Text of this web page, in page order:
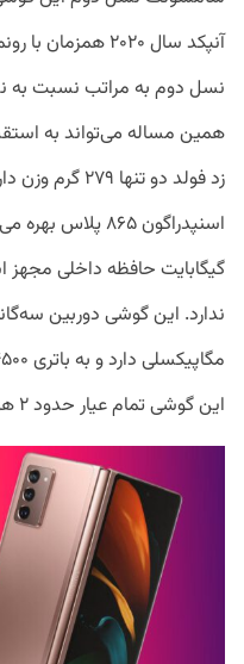
نسل دوم به مراتب نسبت به
همین مساله می‌تواند به
گیگابایت حافظه داخلی مجهز
این گوشی تمام عیار حدود ۲ هزار یورو است.